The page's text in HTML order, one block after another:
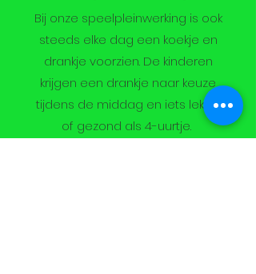
Bij onze speelpleinwerking is ook
steeds elke dag een koekje en
drankje voorzien. De kinderen
krijgen een drankje naar keuze
tijdens de middag en iets lekker
of gezond als 4-uurtje.